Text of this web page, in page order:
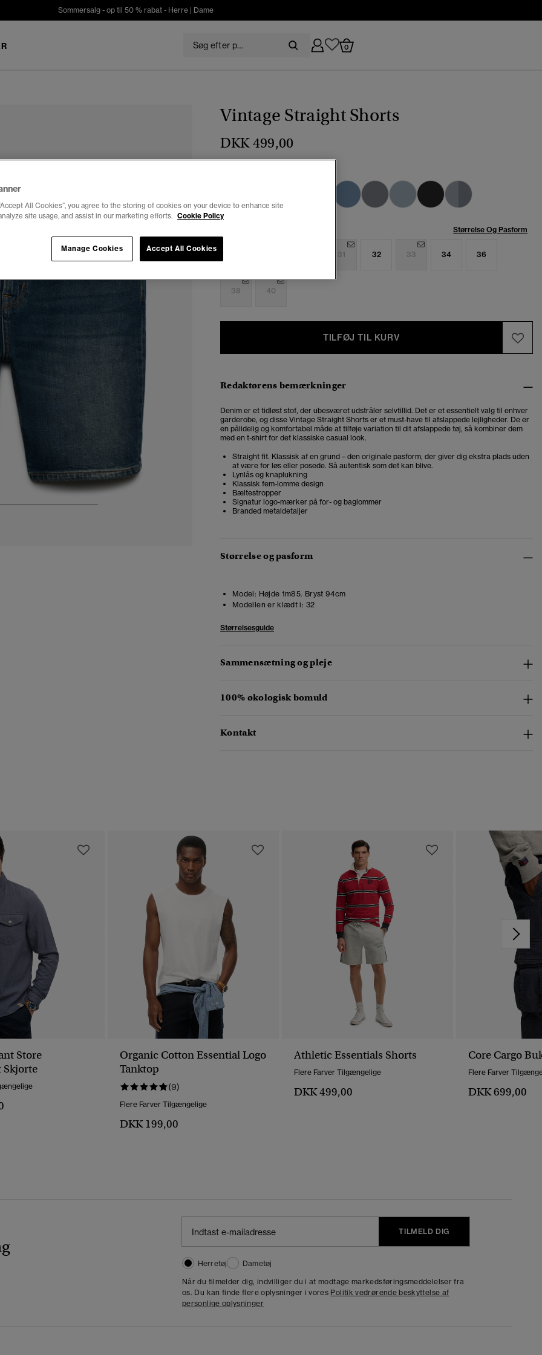
Sommersalg - op til 50 % rabat - Herre| Dame
0
Vintage Straight Shorts
DKK 499,00
Størrelse Og Pasform
31 32 33 34 36
38 40
TILFØJ TIL KURV
Redaktørens bemærkninger
Denim er et tidløst stof, der ubesværet udstråler selvtillid. Det er et essentielt valg til enhver
garderobe, og disse Vintage Straight Shorts er et must-have til afslappede lejligheder. De er
en pålidelig og komfortabel måde at tilføje variation til dit afslappede tøj, så kombiner dem
med en t-shirt for det klassiske casual look.
Straight fit. Klassisk af en grund – den originale pasform, der giver dig ekstra plads uden
at være for løs eller posede. Så autentisk som det kan blive.
Lynlås og knaplukning
Klassisk fem-lomme design
Bæltestropper
Signatur logo-mærker på for- og baglommer
Branded metaldetaljer
Størrelse og pasform
Model: Højde 1m85. Bryst 94cm
Modellen er klædt i: 32
Størrelsesguide
Sammensætning og pleje
100% økologisk bomuld
Kontakt
Store
Organic Cotton Essential Logo
Tanktop
(9)
Flere Farver Tilgængelige
DKK 199,00
Athletic Essentials Shorts
Flere Farver Tilgængelige
DKK 499,00
Core Cargo
Flere Farver
DKK 699,00
TILMELD DIG
Herretøj
Dametøj
Når du tilmelder dig, indvilliger du i at modtage markedsføringsmeddelelser fra
os. Du kan finde flere oplysninger i vores Politik vedrørende beskyttelse af
personlige oplysninger
All Cookies”, you agree to the storing of cookies on your device to enhance site
site usage, and assist in our marketing efforts. Cookie Policy
Accept All Cookies
Manage Cookies